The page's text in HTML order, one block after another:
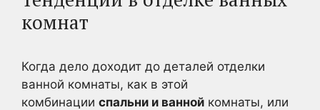
комнат
Когда дело доходит до деталей отделки
ванной комнаты, как в этой
комбинации спальни и ванной комнаты, или